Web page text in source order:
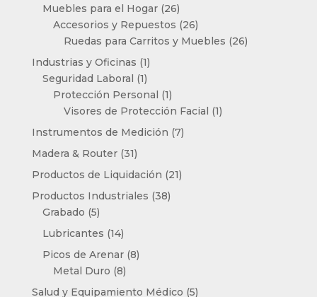
Muebles para el Hogar 2626
productos
Accesorios y Repuestos 2626
productos
Ruedas para Carritos y Muebles 2626
Industrias y Oficinas 11
producto
Seguridad Laboral 11
producto
Protección Personal 11
producto
Visores de Protección Facial 11
Instrumentos de Medición 77
Madera & Router 3131
productos
Productos de Liquidación 2121
Productos Industriales 3838
Grabado 55
productos
Lubricantes 1414
productos
Picos de Arenar 88
Metal Duro 88
productos
Salud y Equipamiento Médico 55